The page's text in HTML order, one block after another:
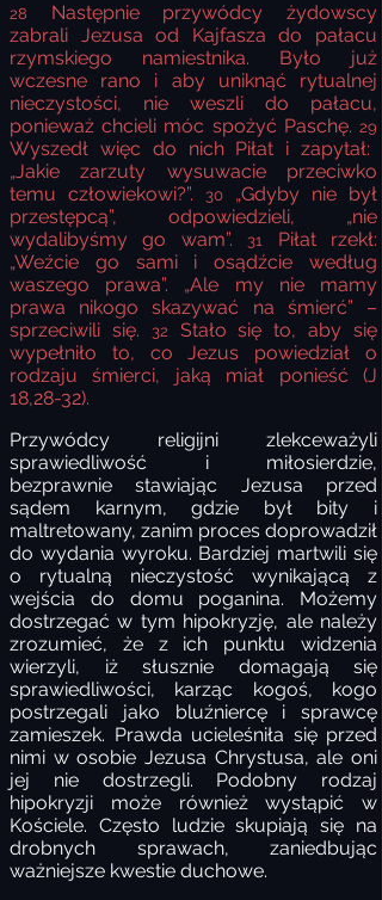
28
Następnie przywódcy żydowscy
zabrali Jezusa od Kajfasza do pałacu
rzymskiego namiestnika. Było już
wczesne rano i aby uniknąć rytualnej
nieczystości, nie weszli do pałacu,
ponieważ chcieli móc spożyć Paschę. 29
Wyszedł więc do nich Piłat i zapytał:
„Jakie zarzuty wysuwacie przeciwko
temu człowiekowi?”.
30 „Gdyby nie był
przestępcą”, odpowiedzieli, „nie
wydalibyśmy go wam”.
31
Piłat rzekł:
„Weźcie go sami i osądźcie według
waszego prawa”. „Ale my nie mamy
prawa nikogo skazywać na śmierć” –
sprzeciwili się.
32Stało się to, aby się
wypełniło to, co Jezus powiedział o
rodzaju śmierci, jaką miał ponieść (J
18,28-32).
Przywódcy religijni zlekceważyli
sprawiedliwość i miłosierdzie,
bezprawnie stawiając Jezusa przed
sądem karnym, gdzie był bity i
maltretowany, zanim proces doprowadził
do wydania wyroku. Bardziej martwili się
o rytualną nieczystość wynikającą z
wejścia do domu poganina. Możemy
dostrzegać w tym hipokryzję, ale należy
zrozumieć, że z ich punktu widzenia
wierzyli, iż słusznie domagają się
sprawiedliwości, karząc kogoś, kogo
postrzegali jako bluźniercę i sprawcę
zamieszek. Prawda ucieleśniła się przed
nimi w osobie Jezusa Chrystusa, ale oni
jej nie dostrzegli. Podobny rodzaj
hipokryzji może również wystąpić w
Kościele. Często ludzie skupiają się na
drobnych sprawach, zaniedbując
ważniejsze kwestie duchowe.